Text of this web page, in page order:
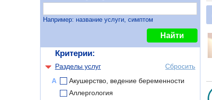
Например: название услуги, симптом
Найти
Критерии:
Разделы услуг
Сбросить
А
Акушерство, ведение беременности
Аллергология